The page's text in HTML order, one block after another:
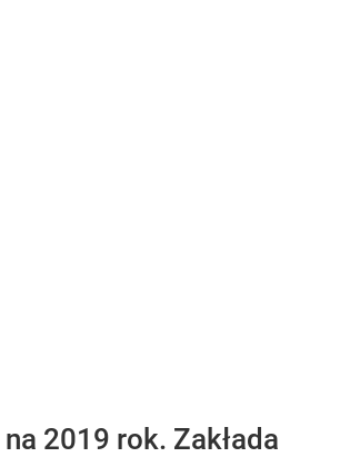
2019 rok. Zakłada